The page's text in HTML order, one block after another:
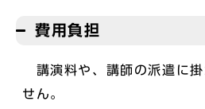
費用負担
講演料や、講師の派遣に掛
せん。